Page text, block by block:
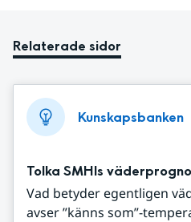
Relaterade sidor
Kunskapsbanken
Tolka SMHIs
Vad betyder egentligen
avser ”känns som”-